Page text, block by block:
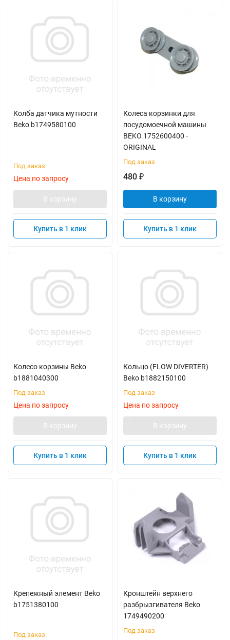
Колба датчика мутности
Beko b1749580100
Под заказ
Цена по запросу
В корзину
Купить в 1 клик
Колеса корзинки для
посудомоечной машины
BEKO 1752600400 -
ORIGINAL
Под заказ
480 ₽
В корзину
Купить в 1 клик
Колесо корзины Beko
b1881040300
Под заказ
Цена по запросу
В корзину
Купить в 1 клик
Кольцо (FLOW DIVERTER)
Beko b1882150100
Под заказ
Цена по запросу
В корзину
Купить в 1 клик
Крепежный элемент Beko
b1751380100
Под заказ
Кронштейн верхнего
разбрызгивателя Beko
1749490200
Под заказ